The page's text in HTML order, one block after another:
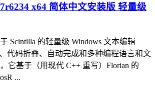
x64 简体中文安装版 轻量级
Scintilla 的轻量级 Windows 文本编辑
代码折叠、自动完成和多种编程语言和文
它基于（用现代 C++ 重写）Florian 的
...